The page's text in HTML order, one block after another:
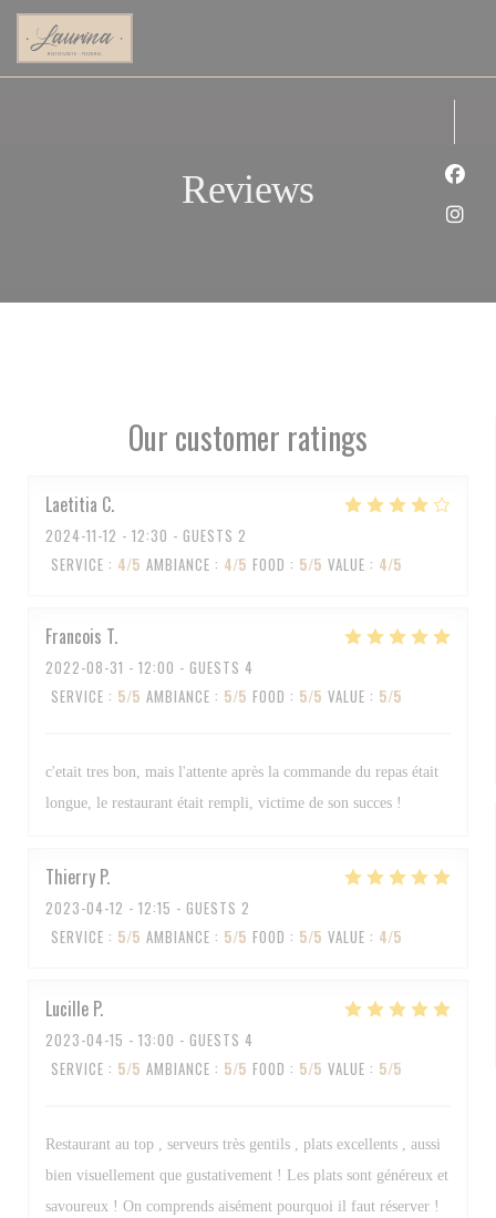
Personalizing your cookie choices
Reviews
Our customer ratings
Laetitia C
2024-11-12 - 12:30 - GUESTS 2
SERVICE : 4/5 AMBIANCE : 4/5 FOOD : 5/5 VALUE : 4/5
Francois T
2022-08-31 - 12:00 - GUESTS 4
SERVICE : 5/5 AMBIANCE : 5/5 FOOD : 5/5 VALUE : 5/5
c'etait tres bon, mais l'attente après la commande du repas était
longue, le restaurant était rempli, victime de son succes !
Thierry P
2023-04-12 - 12:15 - GUESTS 2
SERVICE : 5/5 AMBIANCE : 5/5 FOOD : 5/5 VALUE : 4/5
Lucille P
2023-04-15 - 13:00 - GUESTS 4
SERVICE : 5/5 AMBIANCE : 5/5 FOOD : 5/5 VALUE : 5/5
Restaurant au top , serveurs très gentils , plats excellents , aussi
bien visuellement que gustativement ! Les plats sont généreux et
savoureux ! On comprends aisément pourquoi il faut réserver !